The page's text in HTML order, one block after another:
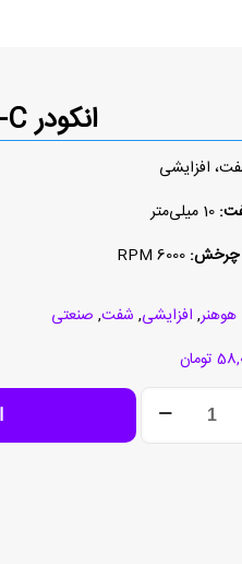
انکودر PR90-11C3C-C
افزایشی
چرخش: 6000 RPM
هوهنر, افزایشی, شفت, صنعتی
تومان